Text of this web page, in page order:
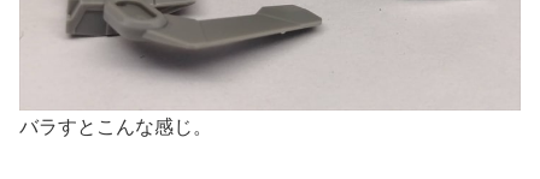
バラすとこんな感じ。